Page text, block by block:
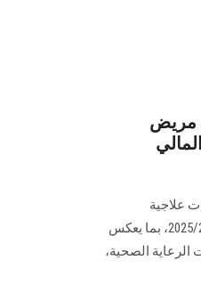
شمس تستقبل نحو 740 ألف مريض
المالي
علاجية
وتشخيصية متكاملة، محققةً مؤشرات أداء متميزة خلال العام المالي 2025/2026، بما يعكس
الصحية،